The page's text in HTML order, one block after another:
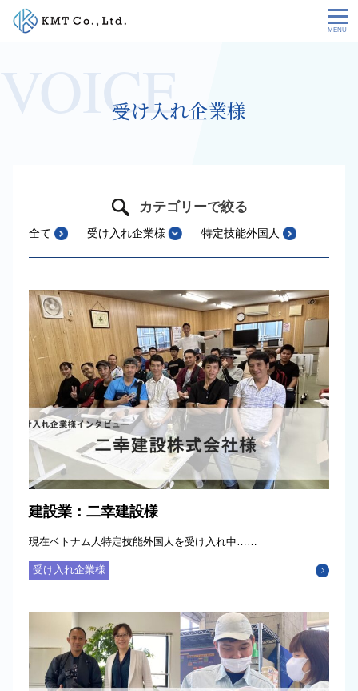
Skip
NEWS
採用情報
お問い合わせ
受け入れ企業様
カテゴリーで絞る
全て 受け入れ企業様 特定技能外国人
建設業：二幸建設様
現在ベトナム人特定技能外国人を受け入れ中……
受け入れ企業様